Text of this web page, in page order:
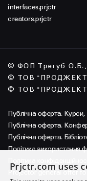
interfaces.prjctr
creators.prjctr
© ФОП Трегуб О.Б.,
© ТОВ
© ТОВ
Публічна оферта.
Публічна оферта.
Публічна оферта.
Політика використання
Projector general offer
Prjctr.com uses